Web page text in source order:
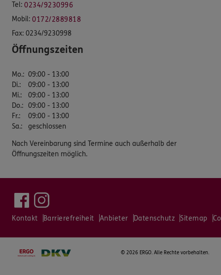
Tel: 0234/9230996
Mobil: 0172/2889818
Fax: 0234/9230998
Öffnungszeiten
Mo.: 09:00 - 13:00
Di.:
09:00 - 13:00
Mi.:
09:00 - 13:00
Do.: 09:00 - 13:00
Fr.:
09:00 - 13:00
Sa.: geschlossen
Nach Vereinbarung sind Termine auch außerhalb der
Öffnungszeiten möglich.
Kontakt Barrierefreiheit Anbieter Datenschutz Sitemap
© 2026 ERGO. Alle Rechte vorbehalten.